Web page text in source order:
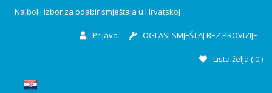
Najbolji izbor za odabir smještaja u Hrvatskoj
Prijava OGLASI SMJEŠTAJ BEZ PROVIZIJE
Lista želja (0)